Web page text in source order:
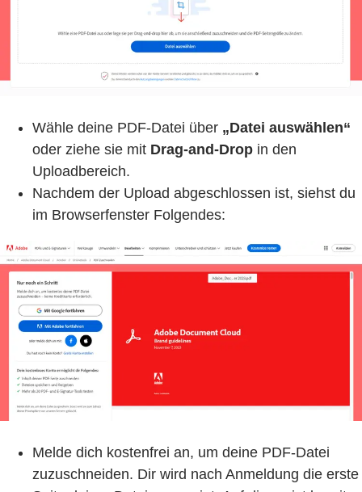
Wähle deine PDF-Datei über „Datei auswählen“
oder ziehe sie mit Drag-and-Drop in den
Uploadbereich.
Nachdem der Upload abgeschlossen ist, siehst du
im Browserfenster Folgendes:
Melde dich kostenfrei an, um deine PDF-Datei
zuzuschneiden. Dir wird nach Anmeldung die erste